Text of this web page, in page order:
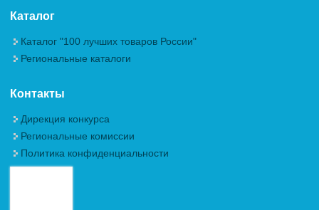
Каталог
Каталог "100 лучших товаров России"
Региональные каталоги
Контакты
Дирекция конкурса
Региональные комиссии
Политика конфиденциальности